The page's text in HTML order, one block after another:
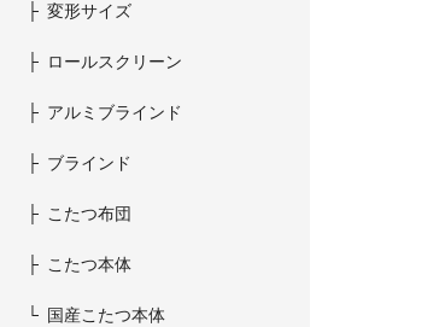
変形サイズ
ロールスクリーン
アルミブラインド
ブラインド
こたつ布団
こたつ本体
国産こたつ本体